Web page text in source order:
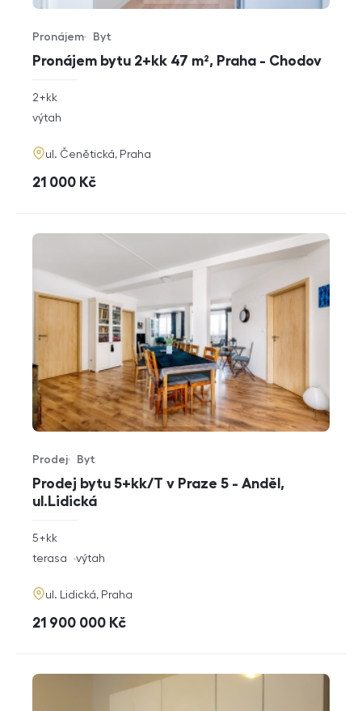
Pronájem bytu 2+kk 47 m², Praha - Chodov
Typ nabídky
Pronájem
Typ nemovitosti
Byt
rozměry
dispozice
2+kk
funkce
výtah
adresa
ul. Čenětická, Praha
cena
21 000 Kč
Prodej bytu 5+kk/T v Praze 5 - Anděl,
ul.Lidická
Typ nabídky
Prodej
Typ nemovitosti
Byt
rozměry
5+kk
funkce
terasa výtah
adresa
ul. Lidická, Praha
cena
21 900 000 Kč